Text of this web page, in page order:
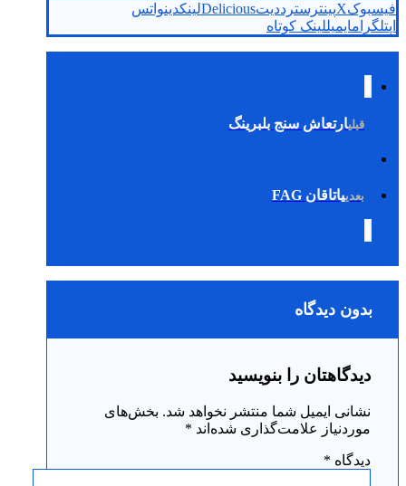
فیسبوکXپینترسترددیتDeliciousلینکدینواتس
اپتلگرامایمیللینک کوتاه
قبلیارتعاش سنج بلبرینگ
بعدییاتاقان FAG
بدون دیدگاه
دیدگاهتان را بنویسید
نشانی ایمیل شما منتشر نخواهد شد. بخش‌های
موردنیاز علامت‌گذاری شده‌اند *
دیدگاه *